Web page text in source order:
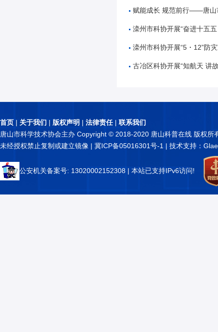
赋能成长 规范前行——唐山市公路学会举办公路工
滦州市科协开展“奋进十五五 科技谱新篇”全国
滦州市科协开展“5・12”防灾减
古冶区科协开展“知航天 讲故事 逐星辰——中国
首页 | 关于我们 | 版权声明 | 法律责任| 联系我们
唐山市科学技术协会主办 Copyright © 2018-2020 唐山科普在线 版权所
未经授权禁止复制或建立镜像 | 冀ICP备05016301号-1 | 技术支持：
公安机关备案号: 13020002152308 | 本站已支持IPv6访问!